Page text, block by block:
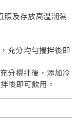
照及存放高溫潮濕
充分均勻攪拌後即
分攪拌後，添加冷
後即可飲用。